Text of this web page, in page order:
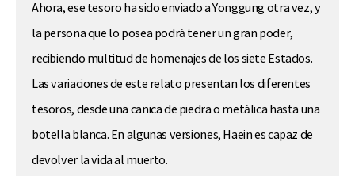
Ahora, ese tesoro ha sido enviado a Yonggung otra vez, y
la persona que lo posea podrá tener un gran poder,
recibiendo multitud de homenajes de los siete Estados.
Las variaciones de este relato presentan los diferentes
tesoros, desde una canica de piedra o metálica hasta una
botella blanca. En algunas versiones, Haein es capaz de
devolver la vida al muerto.